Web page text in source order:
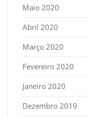
Maio 2020
Abril 2020
Março 2020
Fevereiro 2020
Janeiro 2020
Dezembro 2019